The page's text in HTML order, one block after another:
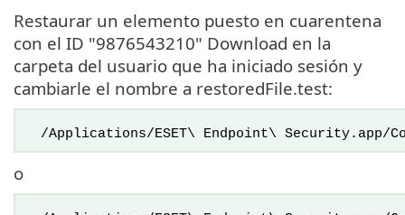
Restaurar un elemento puesto en cuarentena
con el ID "9876543210" Download en la
carpeta del usuario que ha iniciado sesión y
cambiarle el nombre a restoredFile.test:
/Applications/ESET\ Endpoint\ Security.app/
o